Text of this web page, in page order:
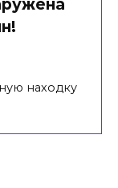
находку